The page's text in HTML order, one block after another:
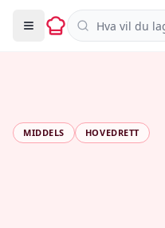
Søk i oppskrifter
MIDDELS HOVEDRETT